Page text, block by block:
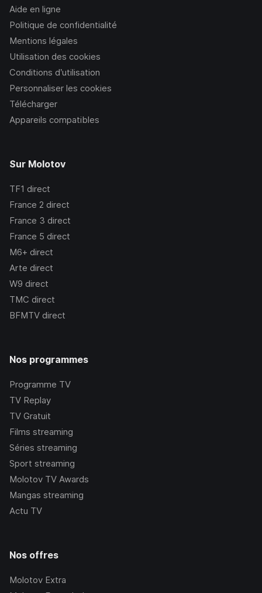
Aide en ligne
Politique de confidentialité
Mentions légales
Utilisation des cookies
Conditions d’utilisation
Personnaliser les cookies
Télécharger
Appareils compatibles
Sur Molotov
TF1 direct
France 2 direct
France 3 direct
France 5 direct
M6+ direct
Arte direct
W9 direct
TMC direct
BFMTV direct
Nos programmes
Programme TV
TV Replay
TV Gratuit
Films streaming
Séries streaming
Sport streaming
Molotov TV Awards
Mangas streaming
Actu TV
Nos offres
Molotov Extra